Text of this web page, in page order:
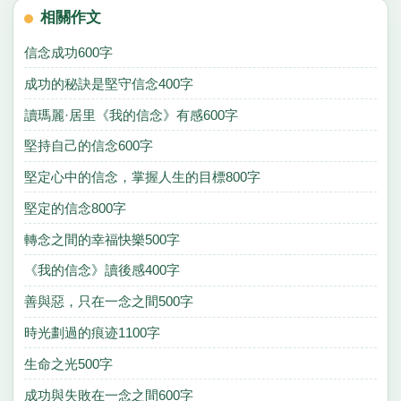
相關作文
信念成功600字
成功的秘訣是堅守信念400字
讀瑪麗·居里《我的信念》有感600字
堅持自己的信念600字
堅定心中的信念，掌握人生的目標800字
堅定的信念800字
轉念之間的幸福快樂500字
《我的信念》讀後感400字
善與惡，只在一念之間500字
時光劃過的痕迹1100字
生命之光500字
成功與失敗在一念之間600字